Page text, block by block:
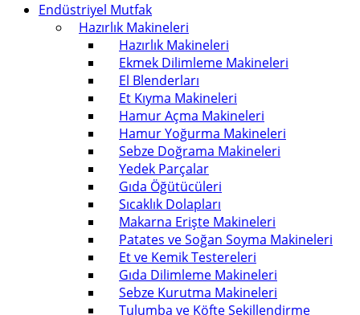
Endüstriyel Mutfak
Hazırlık Makineleri
Hazırlık Makineleri
Ekmek Dilimleme Makineleri
El Blenderları
Et Kıyma Makineleri
Hamur Açma Makineleri
Hamur Yoğurma Makineleri
Sebze Doğrama Makineleri
Yedek Parçalar
Gıda Öğütücüleri
Sıcaklık Dolapları
Makarna Erişte Makineleri
Patates ve Soğan Soyma Makineleri
Et ve Kemik Testereleri
Gıda Dilimleme Makineleri
Sebze Kurutma Makineleri
Tulumba ve Köfte Şekillendirme